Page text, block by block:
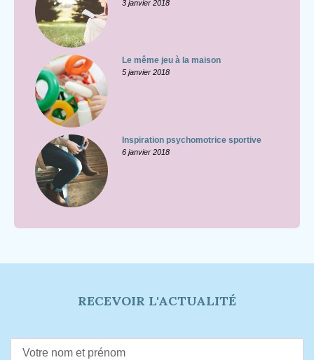
3 janvier 2018
Le même jeu à la maison
5 janvier 2018
Inspiration psychomotrice sportive
6 janvier 2018
RECEVOIR L'ACTUALITÉ